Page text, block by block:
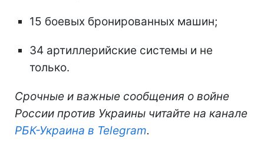
15 боевых бронированных машин;
34 артиллерийские системы и не
только.
Срочные и важные сообщения о войне
России против Украины читайте на канале
РБК-Украина в Telegram.